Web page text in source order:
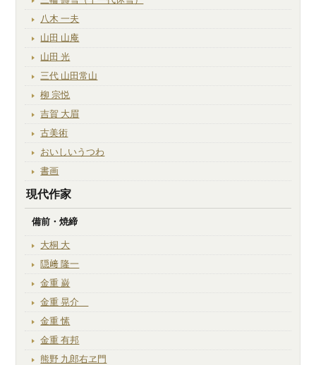
八木 一夫
山田 山庵
山田 光
三代 山田常山
柳 宗悦
吉賀 大眉
古美術
おいしいうつわ
書画
現代作家
備前・焼締
大桐 大
隠﨑 隆一
金重 巌
金重 晃介
金重 愫
金重 有邦
熊野 九郎右ヱ門